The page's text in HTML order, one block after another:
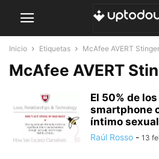
Inicio Etiquetas McAfee AVERT Stinger
McAfee AVERT
El 50% de
smartphone
íntimo sexual
Raúl Rosso - 13